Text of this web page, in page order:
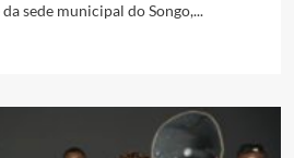
sede municipal do Songo,...